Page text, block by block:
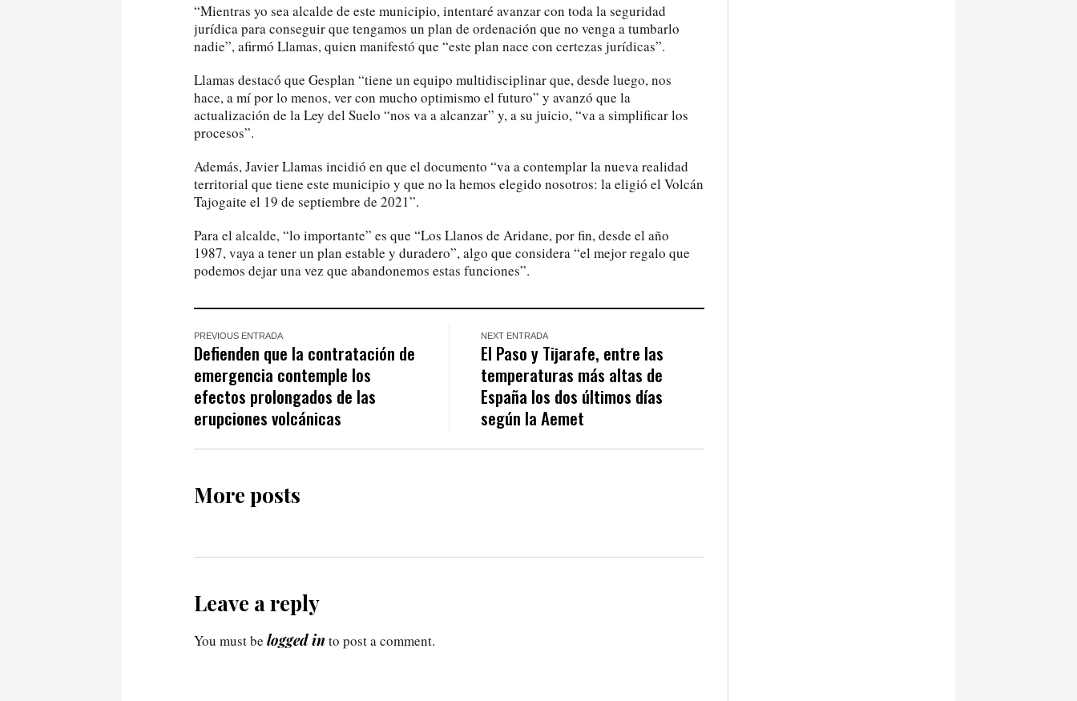
“Mientras yo sea alcalde de este municipio, intentaré avanzar con toda la seguridad
jurídica para conseguir que tengamos un plan de ordenación que no venga a tumbarlo
nadie”, afirmó Llamas, quien manifestó que “este plan nace con certezas jurídicas”.
Llamas destacó que Gesplan “tiene un equipo multidisciplinar que, desde luego, nos
hace, a mí por lo menos, ver con mucho optimismo el futuro” y avanzó que la
actualización de la Ley del Suelo “nos va a alcanzar” y, a su juicio, “va a simplificar los
procesos”.
Además, Javier Llamas incidió en que el documento “va a contemplar la nueva realidad
territorial que tiene este municipio y que no la hemos elegido nosotros: la eligió el Volcán
Tajogaite el 19 de septiembre de 2021”.
Para el alcalde, “lo importante” es que “Los Llanos de Aridane, por fin, desde el año
1987, vaya a tener un plan estable y duradero”, algo que considera “el mejor regalo que
podemos dejar una vez que abandonemos estas funciones”.
PREVIOUS ENTRADA
Defienden que la contratación de
emergencia contemple los
efectos prolongados de las
erupciones volcánicas
NEXT ENTRADA
El Paso y Tijarafe, entre las
temperaturas más altas de
España los dos últimos días
según la Aemet
More posts
Leave a reply
You must be logged in to post a comment.